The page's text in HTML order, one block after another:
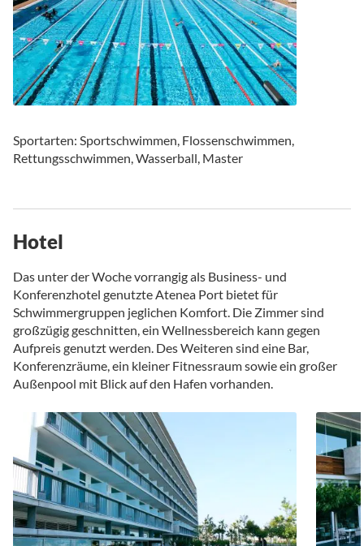
Sportarten: Sportschwimmen, Flossenschwimmen,
Rettungsschwimmen, Wasserball, Master
Hotel
Das unter der Woche vorrangig als Business- und
Konferenzhotel genutzte Atenea Port bietet für
Schwimmergruppen jeglichen Komfort. Die Zimmer sind
großzügig geschnitten, ein Wellnessbereich kann gegen
Aufpreis genutzt werden. Des Weiteren sind eine Bar,
Konferenzräume, ein kleiner Fitnessraum sowie ein großer
Außenpool mit Blick auf den Hafen vorhanden.